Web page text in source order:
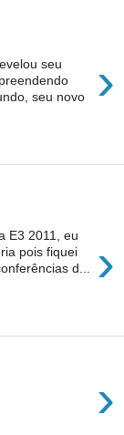
›
seu
seu novo
›
E3 2011, eu
pois fiquei
d...
›